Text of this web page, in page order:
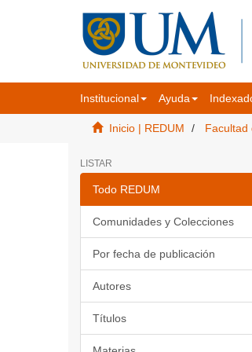
Institucional Ayuda
Inicio | REDUM Facultad
LISTAR
Todo REDUM
Comunidades y Colecciones
Por fecha de publicación
Autores
Títulos